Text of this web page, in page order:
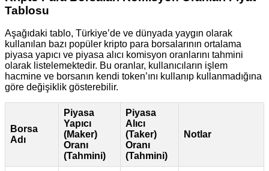
Tablosu
Aşağıdaki tablo, Türkiye’de ve dünyada yaygın olarak
kullanılan bazı popüler kripto para borsalarının ortalama
piyasa yapıcı ve piyasa alıcı komisyon oranlarını tahmini
olarak listelemektedir. Bu oranlar, kullanıcıların işlem
hacmine ve borsanın kendi token’ını kullanıp kullanmadığına
göre değişiklik gösterebilir.
Borsa
Adı
Piyasa
Yapıcı
(Maker)
Oranı
(Tahmini)
Piyasa
Alıcı
(Taker)
Oranı
(Tahmini)
Notlar